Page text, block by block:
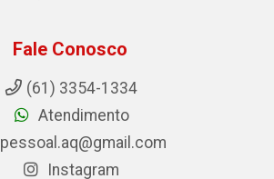
Fale Conosco
(61) 3354-1334
Atendimento
pessoal.aq@gmail.com
Instagram